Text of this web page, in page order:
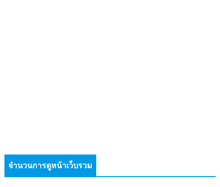
จำนวนการดูหน้าเว็บรวม